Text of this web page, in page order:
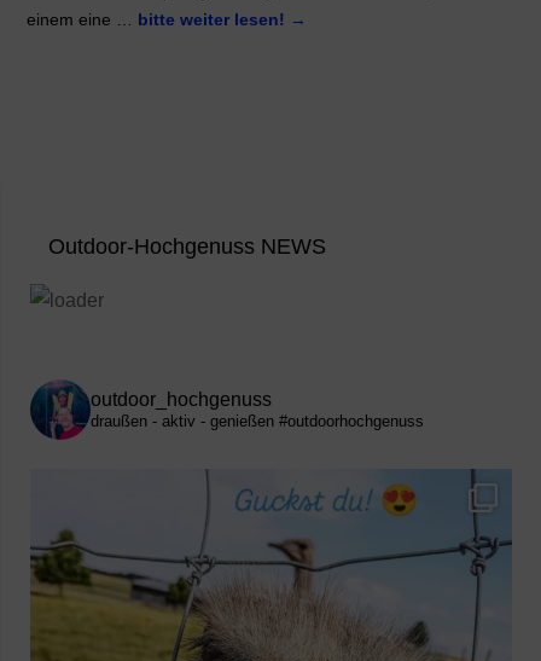
einem eine … bitte weiter lesen! →
Outdoor-Hochgenuss NEWS
outdoor_hochgenuss
draußen - aktiv - genießen #outdoorhochgenuss